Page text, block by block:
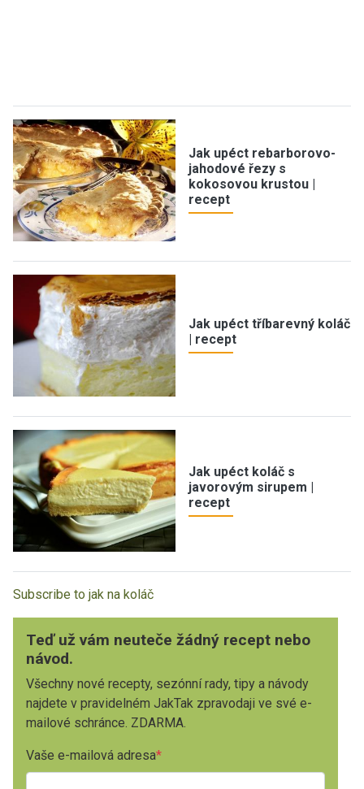
Jak upéct rebarborovo-
jahodové řezy s
kokosovou krustou |
recept
Jak upéct tříbarevný koláč
| recept
Jak upéct koláč s
javorovým sirupem |
recept
Subscribe to jak na koláč
Teď už vám neuteče žádný recept nebo
návod.
Všechny nové recepty, sezónní rady, tipy a návody
najdete v pravidelném JakTak zpravodaji ve své e-
mailové schránce. ZDARMA.
Vaše e-mailová adresa